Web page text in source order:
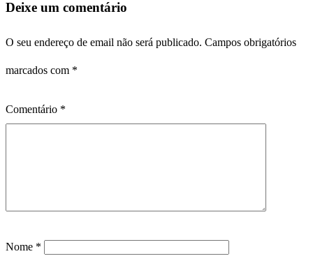
Deixe um comentário
O seu endereço de email não será publicado. Campos obrigatórios
marcados com *
Comentário *
Nome *